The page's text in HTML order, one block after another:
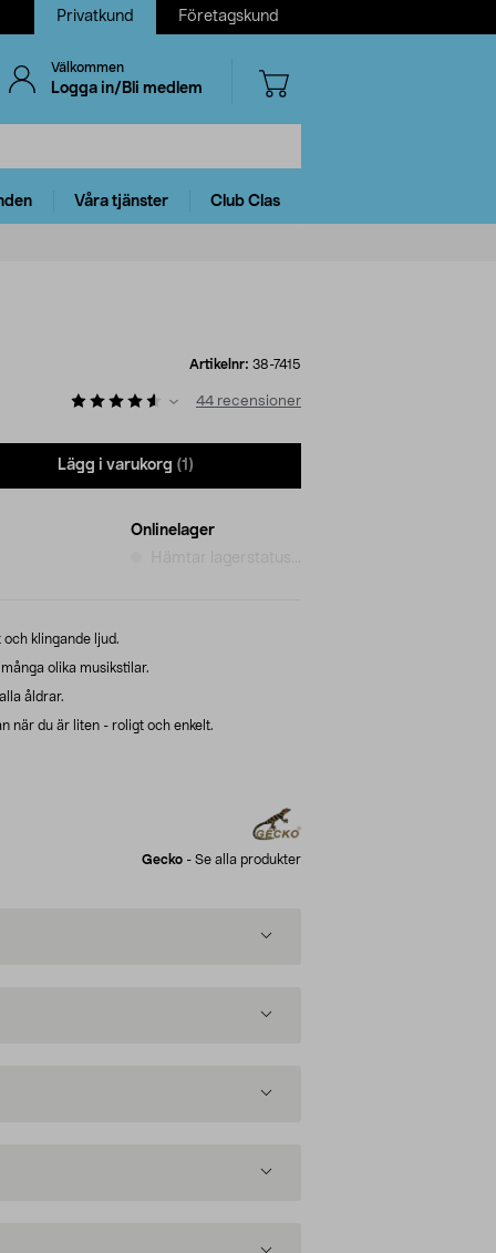
Privatkund Företagskund
Välkommen
Logga in/Bli medlem
Våra tjänster Club Clas
Artikelnr: 38-7415
44 recensioner
Lägg i varukorg (1)
Onlinelager
klingande ljud.
olika musikstilar.
åldrar.
när du är liten - roligt och enkelt.
Gecko - Se alla produkter